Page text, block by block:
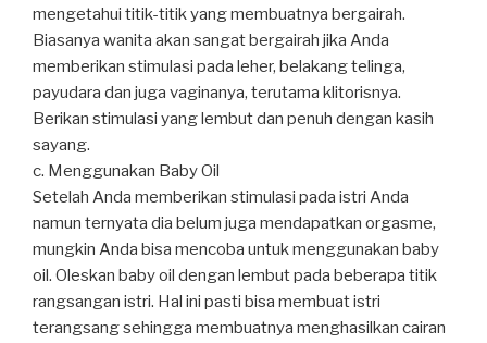
mengetahui titik-titik yang membuatnya bergairah.
Biasanya wanita akan sangat bergairah jika Anda
memberikan stimulasi pada leher, belakang telinga,
payudara dan juga vaginanya, terutama klitorisnya.
Berikan stimulasi yang lembut dan penuh dengan kasih
sayang.
c. Menggunakan Baby Oil
Setelah Anda memberikan stimulasi pada istri Anda
namun ternyata dia belum juga mendapatkan orgasme,
mungkin Anda bisa mencoba untuk menggunakan baby
oil. Oleskan baby oil dengan lembut pada beberapa titik
rangsangan istri. Hal ini pasti bisa membuat istri
terangsang sehingga membuatnya menghasilkan cairan